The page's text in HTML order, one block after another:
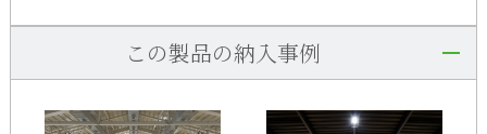
この製品の納入事例